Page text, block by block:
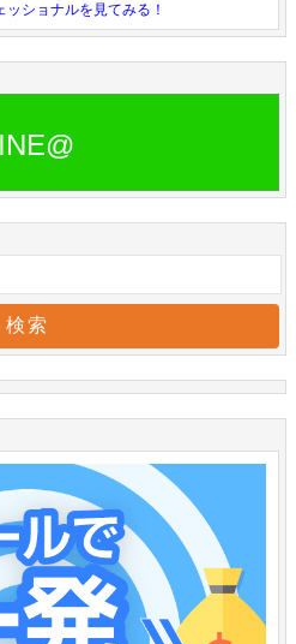
ショナルを見てみる！